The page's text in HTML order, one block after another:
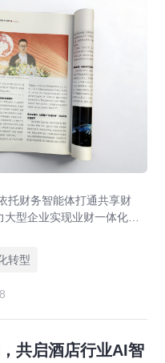
托财务智能体打通共享财
型企业实现业财一体化与
转型
共启酒店行业AI智